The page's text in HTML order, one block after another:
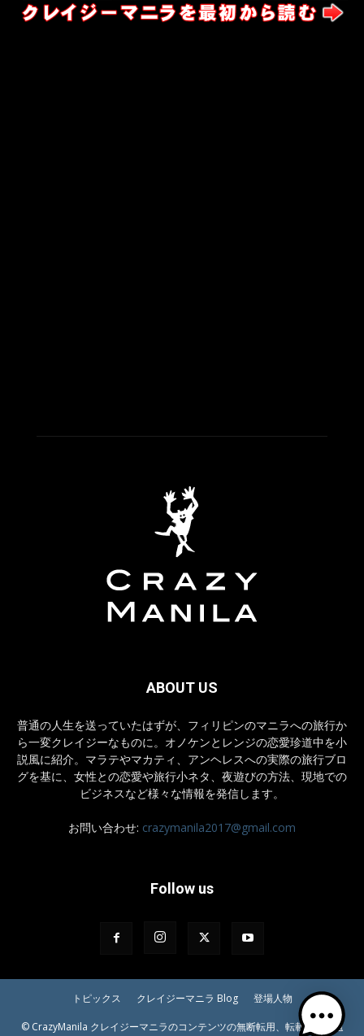
ABOUT US
普通の人生を送っていたはずが、フィリピンのマニラへの旅行か
ら一変クレイジーなものに。オノケンとレンジの恋愛珍道中を小
説風に紹介。マラテやマカティ、アンヘレスへの実際の旅行ブロ
グを基に、女性との恋愛や旅行小ネタ、夜遊びの方法、現地での
ビジネスなど様々な情報を発信します。
お問い合わせ: crazymanila2017@gmail.com
Follow us
トピックス クレイジーマニラ Blog 登場人物
© CrazyManila クレイジーマニラのコンテンツの無断転用、転載等はご遠